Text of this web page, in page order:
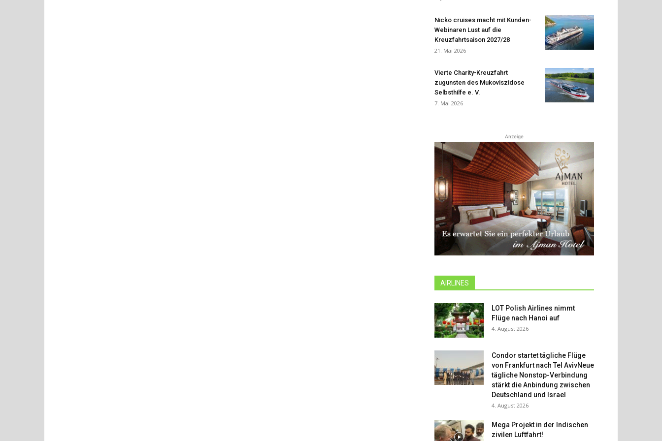
Nicko cruises macht mit Kunden-
Webinaren Lust auf die
Kreuzfahrtsaison 2027/28
21. Mai 2026
Vierte Charity-Kreuzfahrt
zugunsten des Mukoviszidose
Selbsthilfe e. V.
7. Mai 2026
Anzeige
AIRLINES
LOT Polish Airlines nimmt
Flüge nach Hanoi auf
4. August 2026
Condor startet tägliche Flüge
von Frankfurt nach Tel AvivNeue
tägliche Nonstop-Verbindung
stärkt die Anbindung zwischen
Deutschland und Israel
4. August 2026
Mega Projekt in der Indischen
zivilen Luftfahrt!